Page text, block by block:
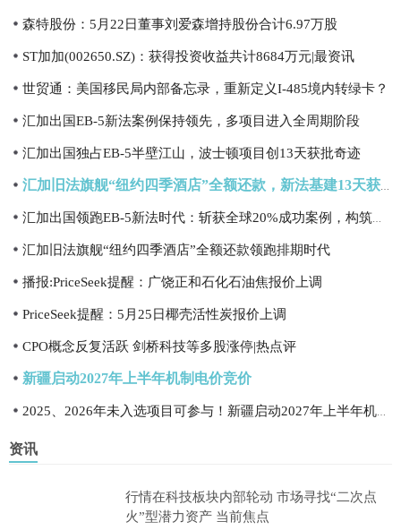
森特股份：5月22日董事刘爱森增持股份合计6.97万股
ST加加(002650.SZ)：获得投资收益共计8684万元|最资讯
世贸通：美国移民局内部备忘录，重新定义I-485境内转绿卡？
汇加出国EB-5新法案例保持领先，多项目进入全周期阶段
汇加出国独占EB-5半壁江山，波士顿项目创13天获批奇迹
汇加旧法旗舰“纽约四季酒店”全额还款领跑排期时代
播报:PriceSeek提醒：广饶正和石化石油焦报价上调
PriceSeek提醒：5月25日椰壳活性炭报价上调
CPO概念反复活跃 剑桥科技等多股涨停|热点评
新疆启动2027年上半年机制电价竞价
资讯
行情在科技板块内部轮动 市场寻找“二次点
火”型潜力资产 当前焦点